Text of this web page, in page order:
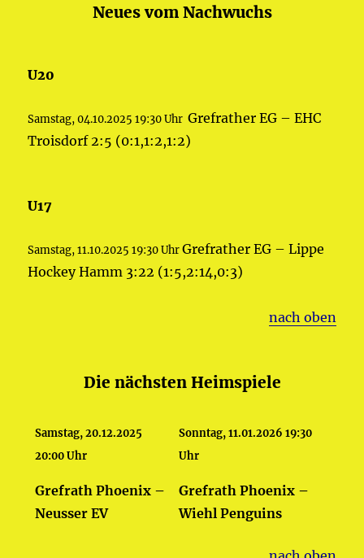
Neues vom Nachwuchs
U20
Samstag, 04.10.2025 19:30 UhrGrefrather EG – EHC
Troisdorf 2:5 (0:1,1:2,1:2)
U17
Samstag, 11.10.2025 19:30 UhrGrefrather EG – Lippe
Hockey Hamm 3:22 (1:5,2:14,0:3)
nach oben
Die nächsten Heimspiele
Samstag, 20.12.2025
20:00 Uhr
Sonntag, 11.01.2026 19:30
Uhr
Grefrath Phoenix –
Neusser EV
Grefrath Phoenix –
Wiehl Penguins